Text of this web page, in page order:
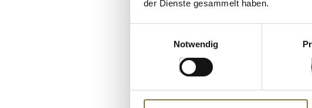
der Dienste gesammelt haben.
Notwendig
KUNDEN